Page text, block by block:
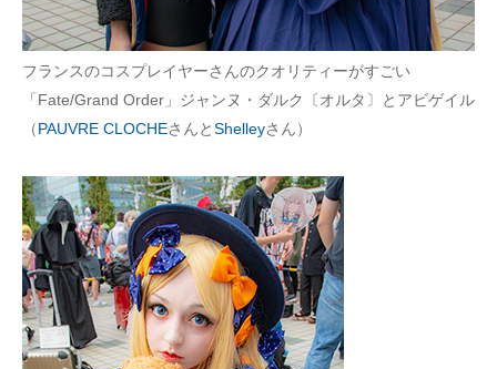
フランスのコスプレイヤーさんのクオリティーがすごい
「Fate/Grand Order」ジャンヌ・ダルク〔オルタ〕とアビゲイル
（PAUVRE CLOCHEさんとShelleyさん）